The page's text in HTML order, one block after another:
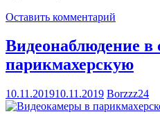
Оставить комментарий
Видеонаблюдение в
парикмахерскую
10.11.201910.11.2019 Borzzz24